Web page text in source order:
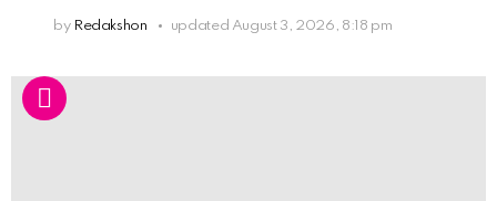
by Redakshon updated August 3, 2026, 8:18 pm